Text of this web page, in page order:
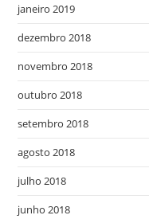
janeiro 2019
dezembro 2018
novembro 2018
outubro 2018
setembro 2018
agosto 2018
julho 2018
junho 2018